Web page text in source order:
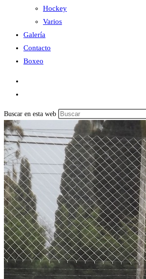
Hockey
Varios
Galería
Contacto
Boxeo
Buscar en esta web